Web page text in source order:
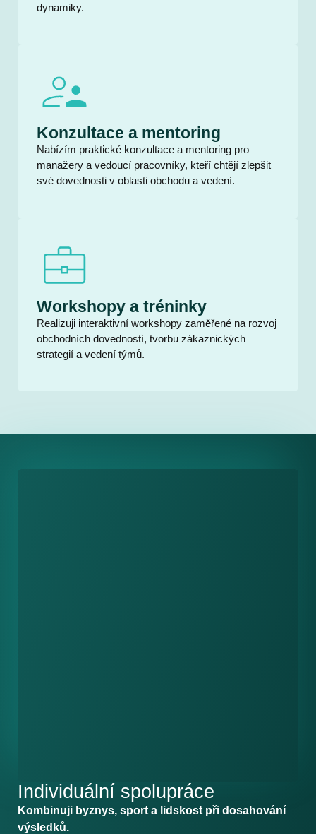
dynamiky.
Konzultace a mentoring
Nabízím praktické konzultace a mentoring pro
manažery a vedoucí pracovníky, kteří chtějí zlepšit
své dovednosti v oblasti obchodu a vedení.
Workshopy a tréninky
Realizuji interaktivní workshopy zaměřené na rozvoj
obchodních dovedností, tvorbu zákaznických
strategií a vedení týmů.
Individuální spolupráce
Kombinuji byznys, sport a lidskost při dosahování
výsledků.